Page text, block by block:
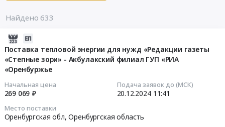
Найдено 633
Поставка тепловой энергии для нужд «Редакции газеты
«Степные зори» - Акбулакский филиал ГУП «РИА
«Оренбуржье
Начальная цена
269 069 ₽
Подача заявок до (МСК)
20.12.2024 11:41
Место поставки
Оренбургская обл,Оренбургская область